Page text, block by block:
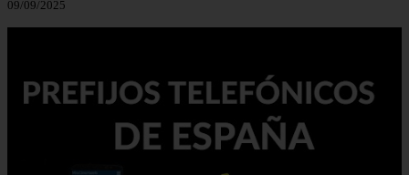
09/09/2025